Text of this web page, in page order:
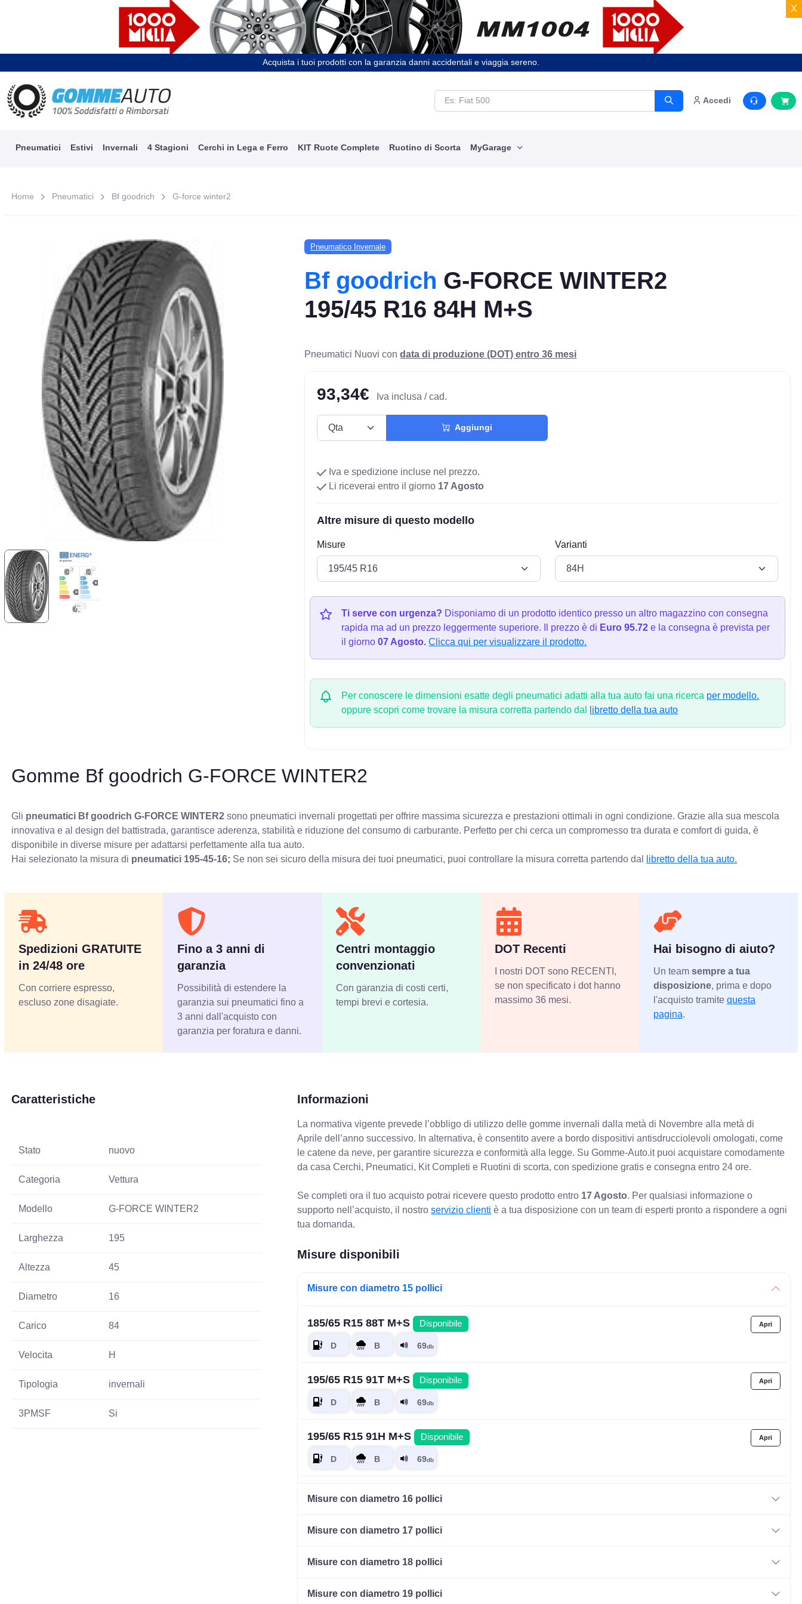
X
Acquista i tuoi prodotti con la garanzia danni accidentali e viaggia sereno.
Accedi
Pneumatici Estivi Invernali 4 Stagioni Cerchi in Lega e Ferro KIT Ruote Complete Ruotino di Scorta MyGarage
Home Pneumatici Bf goodrich G-force winter2
Pneumatico Invernale
Bf goodrich G-FORCE WINTER2
195/45 R16 84H M+S
Pneumatici Nuovi condata di produzione (DOT) entro 36 mesi
93,34€ Iva inclusa / cad.
Aggiungi
Iva e spedizione incluse nel prezzo.
Li riceverai entro il giorno 17 Agosto
Altre misure di questo modello
Misure Varianti
Ti serve con urgenza? Disponiamo di un prodotto identico presso un altro magazzino con consegna
rapida ma ad un prezzo leggermente superiore. Il prezzo è di Euro 95.72 e la consegna è prevista per
il giorno07 Agosto. Clicca qui per visualizzare il prodotto.
Per conoscere le dimensioni esatte degli pneumatici adatti alla tua auto fai una ricerca per modello.
oppure scopri come trovare la misura corretta partendo dal
libretto della tua auto
Gomme Bf goodrich G-FORCE WINTER2
Gli pneumatici Bf goodrich G-FORCE WINTER2 sono pneumatici invernali progettati per offrire massima sicurezza e prestazioni ottimali in ogni condizione. Grazie alla sua mescola
innovativa e al design del battistrada, garantisce aderenza, stabilità e riduzione del consumo di carburante. Perfetto per chi cerca un compromesso tra durata e comfort di guida, è
disponibile in diverse misure per adattarsi perfettamente alla tua auto.
Hai selezionato la misura di pneumatici 195-45-16; Se non sei sicuro della misura dei tuoi pneumatici, puoi controllare la misura corretta partendo dal libretto della tua auto.
Spedizioni GRATUITE
in 24/48 ore
Con corriere espresso,
escluso zone disagiate.
Fino a 3 anni di
garanzia
Possibilità di estendere la
garanzia sui pneumatici fino a
3 anni dall'acquisto con
garanzia per foratura e danni.
Centri montaggio
convenzionati
Con garanzia di costi certi,
tempi brevi e cortesia.
DOT Recenti
I nostri DOT sono RECENTI,
se non specificato i dot hanno
massimo 36 mesi.
Hai bisogno di aiuto?
Un team sempre a tua
disposizione, prima e dopo
l'acquisto tramite questa
pagina.
Caratteristiche
Stato nuovo
Categoria Vettura
Modello G-FORCE WINTER2
Larghezza 195
Altezza 45
Diametro 16
Carico 84
Velocita H
Tipologia invernali
3PMSF Si
Informazioni
La normativa vigente prevede l’obbligo di utilizzo delle gomme invernali dalla metà di Novembre alla metà di
Aprile dell’anno successivo. In alternativa, è consentito avere a bordo dispositivi antisdrucciolevoli omologati, come
le catene da neve, per garantire sicurezza e conformità alla legge. Su Gomme-Auto.it puoi acquistare comodamente
da casa Cerchi, Pneumatici, Kit Completi e Ruotini di scorta, con spedizione gratis e consegna entro 24 ore.
Se completi ora il tuo acquisto potrai ricevere questo prodotto entro 17 Agosto. Per qualsiasi informazione o
supporto nell’acquisto, il nostroservizio clienti è a tua disposizione con un team di esperti pronto a rispondere a ogni
tua domanda.
Misure disponibili
Misure con diametro 15 pollici
185/65 R15 88T M+S Disponibile
195/65 R15 91T M+S Disponibile
195/65 R15 91H M+S Disponibile
185/60 R15 84T M+S Disponibile
Misure con diametro 16 pollici
Misure con diametro 17 pollici
Misure con diametro 18 pollici
Misure con diametro 19 pollici